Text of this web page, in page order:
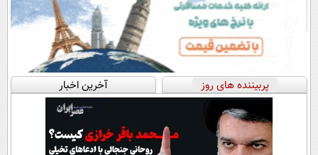
پربیننده های روز آخرین اخبار